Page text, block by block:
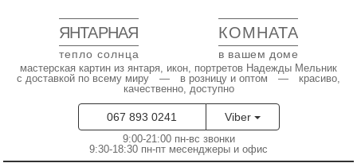
ЯНТАРНАЯ КОМНАТА
тепло солнца в вашем доме
мастерская картин из янтаря, икон, портретов Надежды Мельник
с доставкой по всему миру — в розницу и оптом — красиво,
качественно, доступно
067 893 0241 Viber
9:00-21:00 пн-вс звонки
9:30-18:30 пн-пт месенджеры и офис